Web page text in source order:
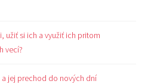
užiť si ich a využiť ich pritom
vecí?
jej prechod do nových dní